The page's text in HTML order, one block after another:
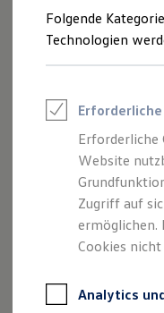
Leasing
Leasing
Finanzierung
Kfz-
Volkswagen Partner an.
Reifentaschen-Set
Folgende
Technologien
Erforderliche
Erforderliche
Website
Zugriff auf
ermöglichen.
Cookies
Analytics